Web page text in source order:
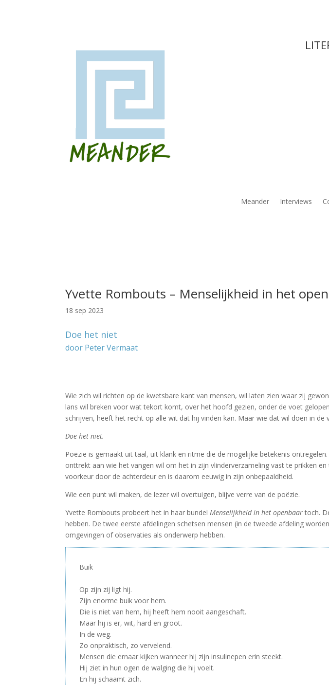
Meander Interviews
Yvette Rombouts – Menselijkheid in het
18 sep 2023
Doe het niet
door Peter Vermaat
Wie zich wil richten op de kwetsbare kant van mensen, wil laten zien waar zij
lans wil breken voor wat tekort komt, over het hoofd gezien, onder de voet
schrijven, heeft het recht op alle wit dat hij vinden kan. Maar wie dat wil doen in
Doe het niet.
Poëzie is gemaakt uit taal, uit klank en ritme die de mogelijke betekenis
onttrekt aan wie het vangen wil om het in zijn vlinderverzameling vast te prikken
voorkeur door de achterdeur en is daarom eeuwig in zijn onbepaaldheid.
Wie een punt wil maken, de lezer wil overtuigen, blijve verre van de poëzie.
Yvette Rombouts probeert het in haar bundelMenselijkheid in het openbaartoch.
hebben. De twee eerste afdelingen schetsen mensen (in de tweede afdeling
omgevingen of observaties als onderwerp hebben.
Buik
Op zijn zij ligt hij.
Zijn enorme buik voor hem.
Die is niet van hem, hij heeft hem nooit aangeschaft.
Maar hij is er, wit, hard en groot.
In de weg.
Zo onpraktisch, zo vervelend.
Mensen die ernaar kijken wanneer hij zijn insulinepen erin steekt.
Hij ziet in hun ogen de walging die hij voelt.
En hij schaamt zich.